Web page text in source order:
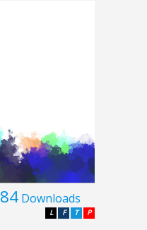
84 Downloads
P
T
F
L